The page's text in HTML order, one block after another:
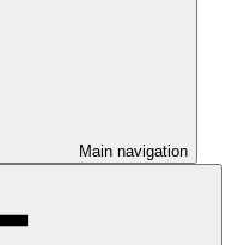
Main navigation